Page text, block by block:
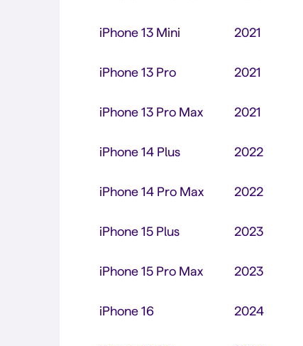
iPhone 13 Mini 2021
iPhone 13 Pro 2021
iPhone 13 Pro Max 2021
iPhone 14 Plus 2022
iPhone 14 Pro Max 2022
iPhone 15 Plus 2023
iPhone 15 Pro Max 2023
iPhone 16 2024